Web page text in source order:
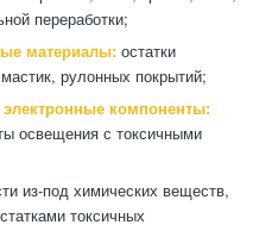
переработки;
материалы:остатки
рулонных покрытий;
компоненты:
освещения с токсичными
из-под химических веществ,
токсичных